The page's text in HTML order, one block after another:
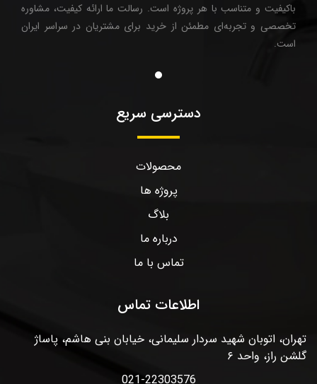
باکیفیت و متناسب با هر پروژه است. رسالت ما ارائه کیفیت، مشاوره
تخصصی و تجربه‌ای مطمئن از خرید برای مشتریان در سراسر ایران
است.
دسترسی سریع
محصولات
پروژه ها
بلاگ
درباره ما
تماس با ما
اطلاعات تماس
تهران، اتوبان شهید سردار سلیمانی، خیابان بنی هاشم، پاساژ
گلشن راز، واحد ۶
021-22303576